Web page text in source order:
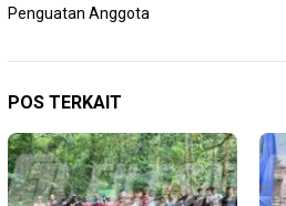
Penguatan Anggota
POS TERKAIT